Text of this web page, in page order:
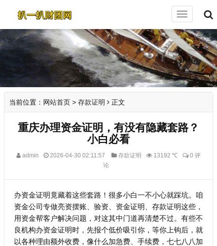
切
导
航
当前位置： 网站首页 > 存款证明 正文
重庆办理资金证明，有没有隐藏套路？
小白必看
admin 2026-04-30 02:11:57 存款证明 13192 ℃
0 评
论
办资金证明竟藏着这些套路！很多小白一不小心就踩坑。咱
资金公司专做亮资摆账、验资、资金证明、存款证明这些，
用资金帮客户解决问题，对这其中门道再清楚不过。有些不
良机构办资金证明时，先报个低价吸引你，等你上钩后，就
以各种理由额外收费，像什么加急费、手续费，七七八八加